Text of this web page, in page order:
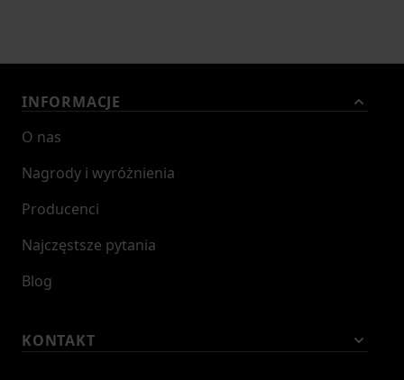
INFORMACJE
O nas
Nagrody i wyróżnienia
Producenci
Najczęstsze pytania
Blog
KONTAKT